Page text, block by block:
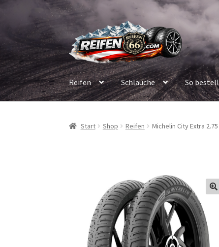
Navigation
springen
Inhalt
springen
Reifen Schläuche So
Start Shop Reifen Michelin City Extra